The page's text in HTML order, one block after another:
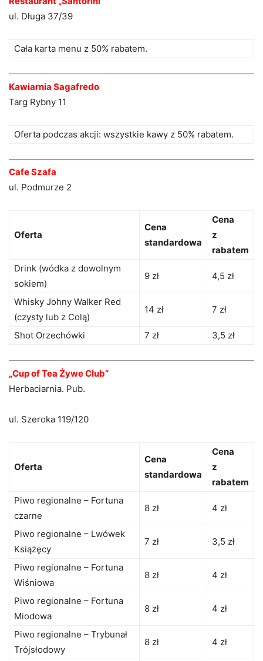
ul. Długa 37/39
Cała karta menu z 50% rabatem.
Kawiarnia Sagafredo
Targ Rybny 11
Oferta podczas akcji: wszystkie kawy z 50% rabatem.
Cafe Szafa
ul. Podmurze 2
Oferta
Cena
standardowa
Cena
z
rabatem
Drink (wódka z dowolnym
sokiem)
9 zł 4,5 zł
Whisky Johny Walker Red
(czysty lub z Colą)
14 zł 7 zł
Shot Orzechówki 7 zł 3,5 zł
„Cup of Tea Żywe Club”
Herbaciarnia. Pub.
ul. Szeroka 119/120
Oferta
Cena
standardowa
Cena
z
rabatem
Piwo regionalne – Fortuna
czarne
8 zł 4 zł
Piwo regionalne – Lwówek
Książęcy
7 zł 3,5 zł
Piwo regionalne – Fortuna
Wiśniowa
8 zł 4 zł
Piwo regionalne – Fortuna
Miodowa
8 zł 4 zł
Piwo regionalne – Trybunał
Trójsłodowy
8 zł 4 zł